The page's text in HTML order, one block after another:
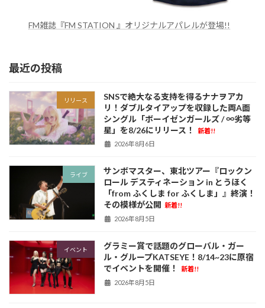
FM雑誌『FM STATION 』オリジナルアパレルが登場!!
最近の投稿
リリース
SNSで絶大なる支持を得るナナヲアカ
リ！ダブルタイアップを収録した両A面
シングル「ボーイゼンガールズ / ∞劣等
星」を8/26にリリース！
新着!!
2026年8月6日
ライブ
サンボマスター、東北ツアー『ロックン
ロール デスティネーション in とうほく
「from ふくしま for ふくしま」』終演！
その模様が公開 新着!!
2026年8月5日
イベント
グラミー賞で話題のグローバル・ガー
ル・グループKATSEYE！8/14~23に原宿
でイベントを開催！
新着!!
2026年8月5日